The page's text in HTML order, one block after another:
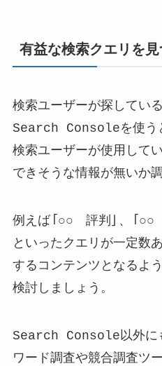
有益な検索クエリを見
検索ユーザーが探してい
Search Consoleを使う
検索ユーザーが使用して
できそうな情報が無いか
例えば「○○ 評判」、「○○
といったクエリが一定数
するコンテンツとなるよ
検討しましょう。
Search Console以外に
ワード調査や競合調査ツ